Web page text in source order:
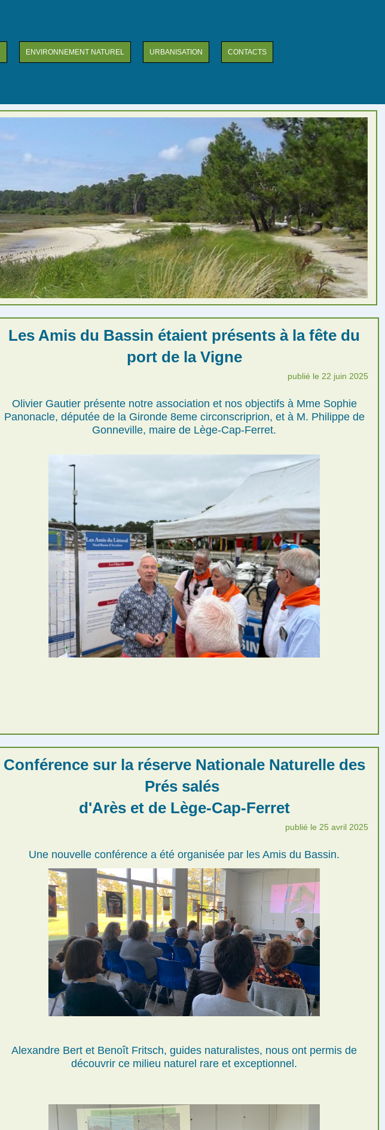
ENVIRONNEMENT NATUREL URBANISATION CONTACTS
Les Amis du Bassin étaient présents à la fête du
port de la Vigne
publié le 22 juin 2025
Olivier Gautier présente notre association et nos objectifs à Mme Sophie
Panonacle, députée de la Gironde 8eme circonscriprion, et à M. Philippe de
Gonneville, maire de Lège-Cap-Ferret.
Conférence sur la réserve Nationale Naturelle des
Prés salés
d'Arès et de Lège-Cap-Ferret
publié le 25 avril 2025
Une nouvelle conférence a été organisée par les Amis du Bassin.
Alexandre Bert et Benoît Fritsch, guides naturalistes, nous ont permis de
découvrir ce milieu naturel rare et exceptionnel.